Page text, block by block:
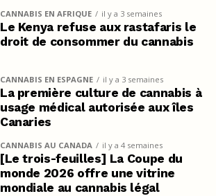
CANNABIS EN AFRIQUE il y a 3 semaines
Le Kenya refuse aux rastafaris le
droit de consommer du cannabis
CANNABIS EN ESPAGNE il y a 3 semaines
La première culture de cannabis à
usage médical autorisée aux îles
Canaries
CANNABIS AU CANADA il y a 4 semaines
[Le trois-feuilles] La Coupe du
monde 2026 offre une vitrine
mondiale au cannabis légal